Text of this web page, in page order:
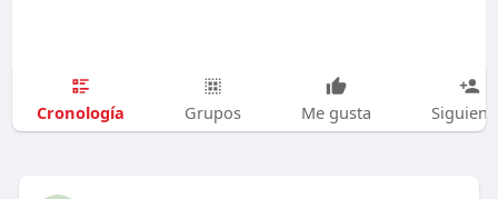
Cronología Grupos Me gusta